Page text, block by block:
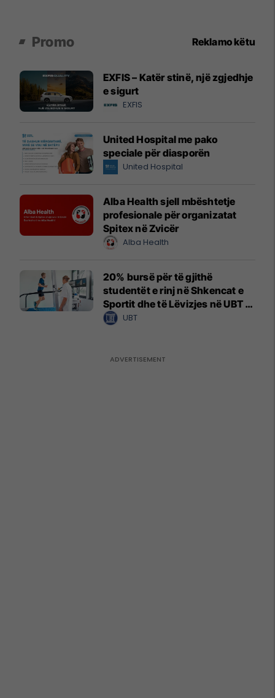
Promo Reklamo këtu
EXFIS – Katër stinë, një zgjedhje
e sigurt
EXFIS
United Hospital me pako
speciale për diasporën
United Hospital
Alba Health sjell mbështetje
profesionale për organizatat
Spitex në Zvicër
Alba Health
20% bursë për të gjithë
studentët e rinj në Shkencat e
Sportit dhe të Lëvizjes në UBT –
vendet janë të limituara
UBT